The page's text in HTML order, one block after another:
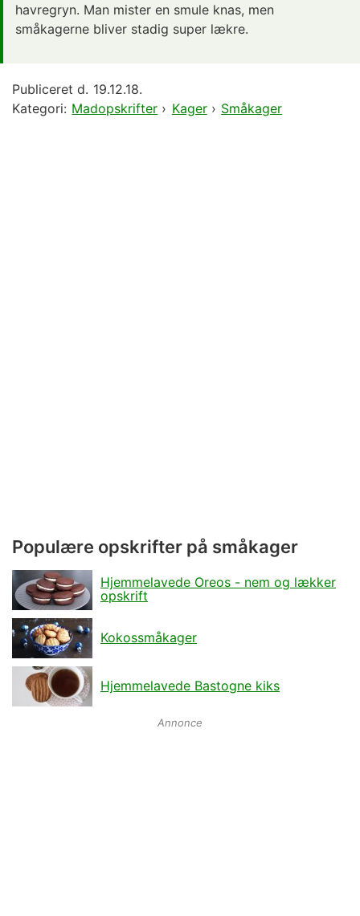
havregryn. Man mister en smule knas, men
småkagerne bliver stadig super lækre.
Publiceret d. 19.12.18.
Kategori: Madopskrifter › Kager› Småkager
Populære opskrifter på småkager
Hjemmelavede Oreos - nem og lækker
opskrift
Kokossmåkager
Hjemmelavede Bastogne kiks
Annonce